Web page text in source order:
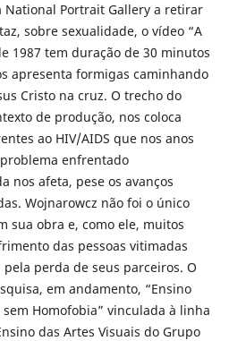
National Portrait Gallery a retirar
sobre sexualidade, o vídeo “A
1987 tem duração de 30 minutos
apresenta formigas caminhando
Cristo na cruz. O trecho do
de produção, nos coloca
ao HIV/AIDS que nos anos
enfrentado
nos afeta, pese os avanços
Wojnarowcz não foi o único
sua obra e, como ele, muitos
das pessoas vitimadas
perda de seus parceiros. O
em andamento, “Ensino
sem Homofobia” vinculada à linha
das Artes Visuais do Grupo